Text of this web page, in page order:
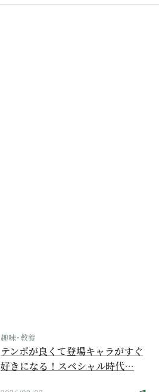
趣味･教養
テンポが良くて登場キャラがすぐ
好きになる！スペシャル時代…